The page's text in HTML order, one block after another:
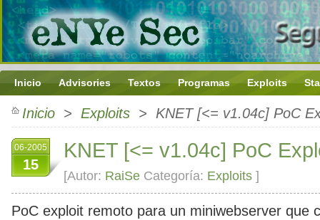
Inicio Advisories Textos Programas Exploits
Inicio > Exploits > KNET [<= v1.04c] PoC
06-2005
15
KNET [<= v1.04c] PoC
[Autor: RaiSe Categoría: Exploits ]
PoC exploit remoto para un miniwebserver que